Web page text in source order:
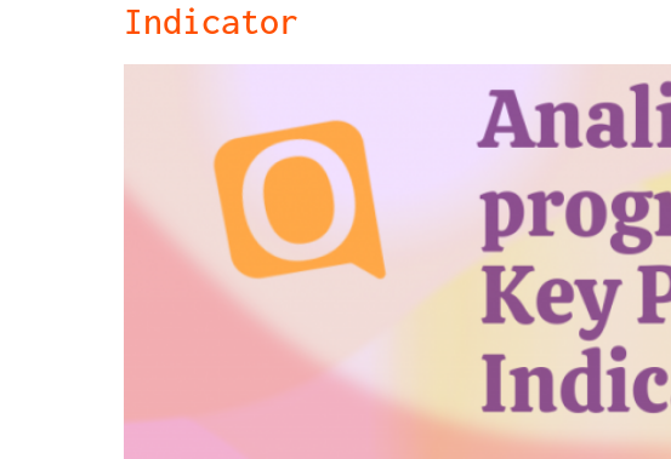
Indicator